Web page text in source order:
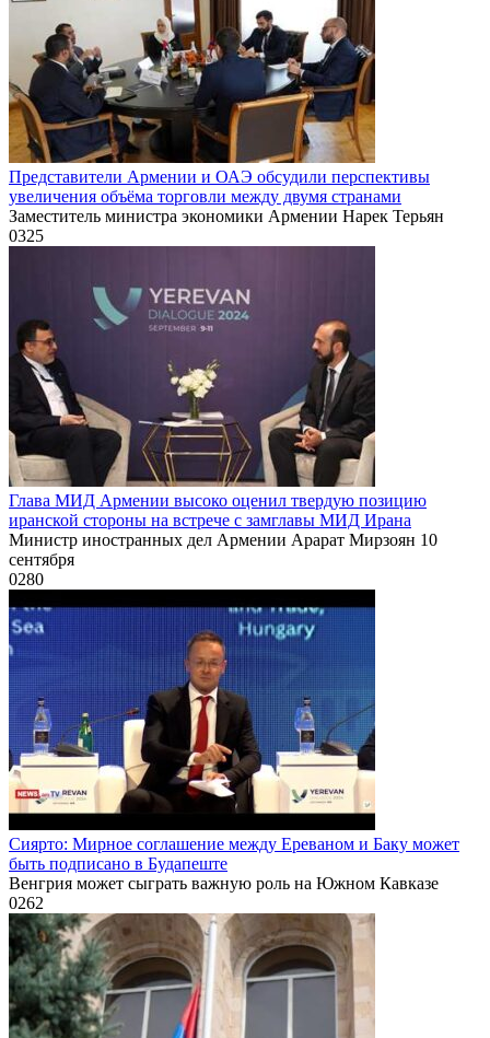
Представители Армении и ОАЭ обсудили перспективы
увеличения объёма торговли между двумя странами
Заместитель министра экономики Армении Нарек Терьян
0325
Глава МИД Армении высоко оценил твердую позицию
иранской стороны на встрече с замглавы МИД Ирана
Министр иностранных дел Армении Арарат Мирзоян 10
сентября
0280
Сиярто: Мирное соглашение между Ереваном и Баку может
быть подписано в Будапеште
Венгрия может сыграть важную роль на Южном Кавказе
0262